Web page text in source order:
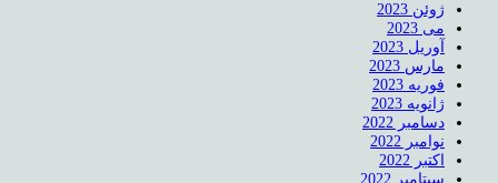
ژوئن 2023
می 2023
آوریل 2023
مارس 2023
فوریه 2023
ژانویه 2023
دسامبر 2022
نوامبر 2022
اکتبر 2022
سپتامبر 2022